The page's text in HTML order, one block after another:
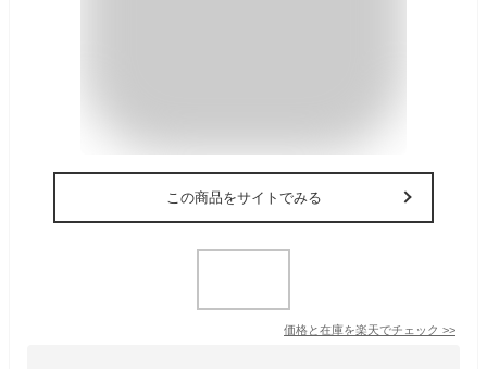
この商品をサイトでみる
価格と在庫を楽天でチェック >>